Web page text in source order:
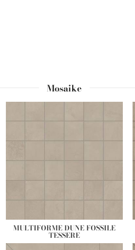
Mosaike
MULTIFORME DUNE FOSSILE
TESSERE